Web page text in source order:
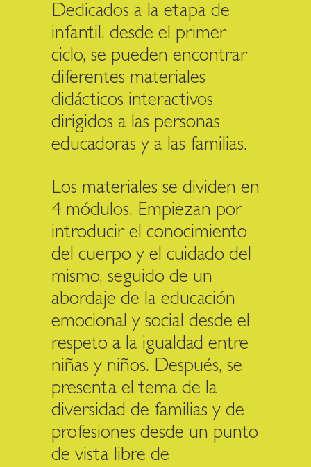
Dedicados a la etapa de
infantil, desde el primer
ciclo, se pueden encontrar
diferentes materiales
didácticos interactivos
dirigidos a las personas
educadoras y a las familias.
Los materiales se dividen en
4 módulos. Empiezan por
introducir el conocimiento
del cuerpo y el cuidado del
mismo, seguido de un
abordaje de la educación
emocional y social desde el
respeto a la igualdad entre
niñas y niños. Después, se
presenta el tema de la
diversidad de familias y de
profesiones desde un punto
de vista libre de